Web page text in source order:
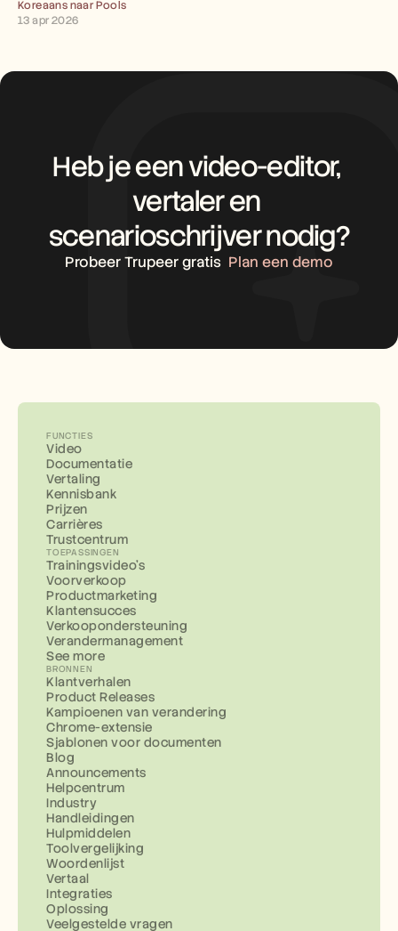
Koreaans naar Pools
13 apr 2026
Heb je een video-editor,
vertaler en
scenarioschrijver nodig?
Probeer Trupeer gratis Plan een demo
FUNCTIES
Video
Documentatie
Vertaling
Kennisbank
Prijzen
Carrières
Trustcentrum
TOEPASSINGEN
Trainingsvideo's
Voorverkoop
Productmarketing
Klantensucces
Verkoopondersteuning
Verandermanagement
See more
BRONNEN
Klantverhalen
Product Releases
Kampioenen van verandering
Chrome-extensie
Sjablonen voor documenten
Blog
Announcements
Helpcentrum
Industry
Handleidingen
Hulpmiddelen
Toolvergelijking
Woordenlijst
Vertaal
Integraties
Oplossing
Veelgestelde vragen